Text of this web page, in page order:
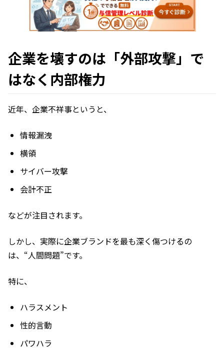
企業を壊すのは「外部攻撃」で
はなく内部権力
近年、企業不祥事というと、
情報漏洩
横領
サイバー攻撃
会計不正
などが注目されます。
しかし、実際に企業ブランドを最も深く傷つけるの
は、“人間問題”です。
特に、
ハラスメント
性的言動
パワハラ